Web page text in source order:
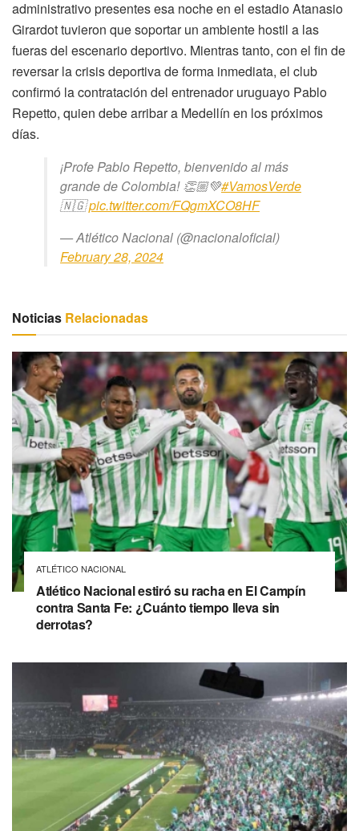
administrativo presentes esa noche en el estadio Atanasio
Girardot tuvieron que soportar un ambiente hostil a las
fueras del escenario deportivo. Mientras tanto, con el fin de
reversar la crisis deportiva de forma inmediata, el club
confirmó la contratación del entrenador uruguayo Pablo
Repetto, quien debe arribar a Medellín en los próximos
días.
¡Profe Pablo Repetto, bienvenido al más
grande de Colombia! 👏🏼💚#VamosVerde
🇳🇬pic.twitter.com/FQgmXCO8HF
— Atlético Nacional (@nacionaloficial)
February 28, 2024
Noticias Relacionadas
ATLÉTICO NACIONAL
Atlético Nacional estiró su racha en El Campín
contra Santa Fe: ¿Cuánto tiempo lleva sin
derrotas?